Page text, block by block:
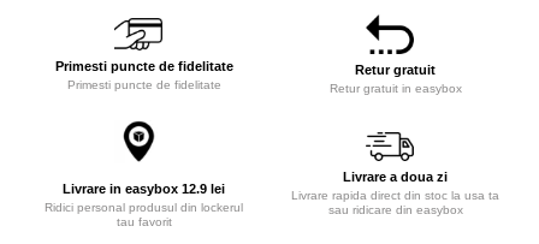
Primesti puncte de fidelitate
Primesti puncte de fidelitate
Retur gratuit
Retur gratuit in easybox
Livrare in easybox 12.9 lei
Ridici personal produsul din lockerul
tau favorit
Livrare a doua zi
Livrare rapida direct din stoc la usa ta
sau ridicare din easybox